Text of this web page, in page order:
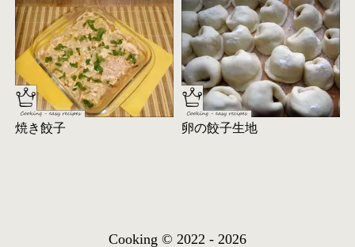
焼き餃子 卵の餃子生地
Cooking © 2022 - 2026